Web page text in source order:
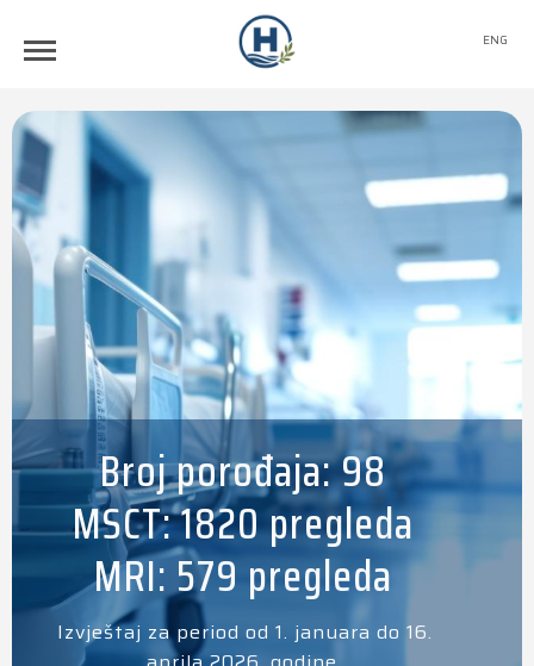
ENG
Broj porođaja: 98
MSCT: 1820 pregleda
MRI: 579 pregleda
Izvještaj za period od 1. januara do 16.